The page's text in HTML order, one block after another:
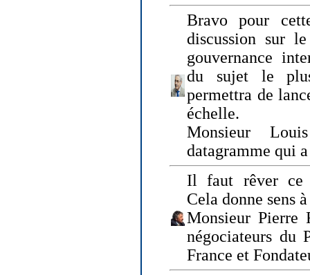
Bravo pour
discussion sur
gouvernance
du sujet le
permettra de
échelle.
Monsieur
datagramme qui
Il faut rêver ce
Cela donne sens
Monsieur Pierre
négociateurs du
France et